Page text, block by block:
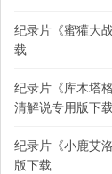
纪录片《蜜獾大
载
纪录片《库木塔
清解说专用版下载
纪录片《小鹿艾
版下载